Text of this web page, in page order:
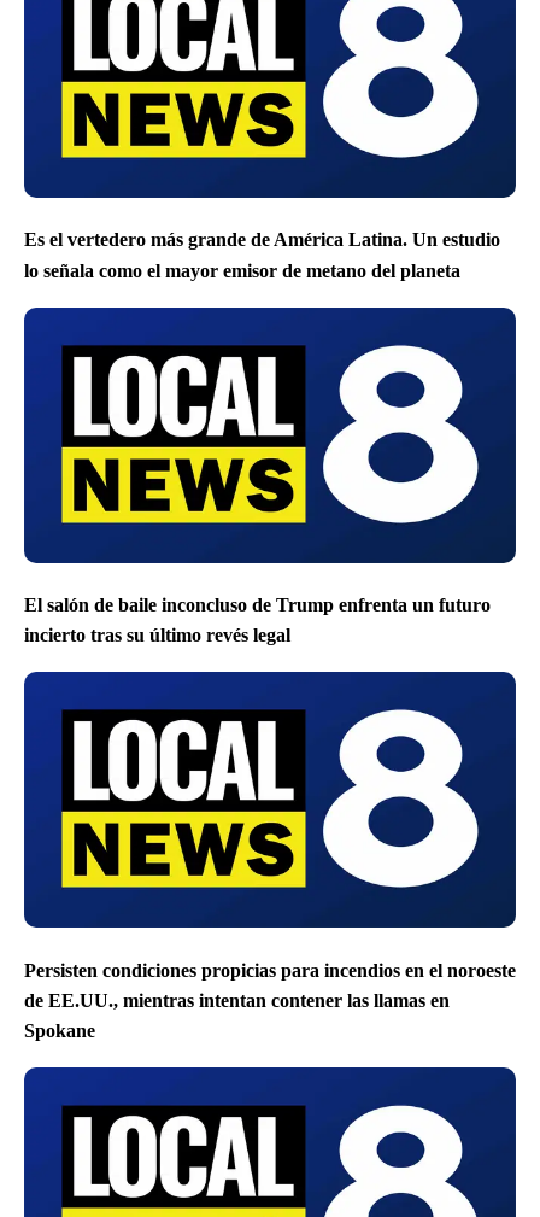
Es el vertedero más grande de América Latina. Un estudio
lo señala como el mayor emisor de metano del planeta
El salón de baile inconcluso de Trump enfrenta un futuro
incierto tras su último revés legal
Persisten condiciones propicias para incendios en el noroeste
de EE.UU., mientras intentan contener las llamas en
Spokane